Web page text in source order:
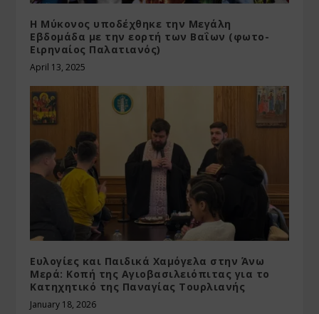
Η Μύκονος υποδέχθηκε την Μεγάλη
Εβδομάδα με την εορτή των Βαΐων (φωτο-
Ειρηναίος Παλατιανός)
April 13, 2025
Ευλογίες και Παιδικά Χαμόγελα στην Άνω
Μερά: Κοπή της Αγιοβασιλειόπιτας για το
Κατηχητικό της Παναγίας Τουρλιανής
January 18, 2026